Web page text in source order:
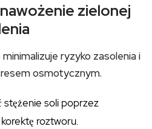
zielonej
ryzyko zasolenia i
osmotycznym.
stężenie soli poprzez
korektę roztworu.